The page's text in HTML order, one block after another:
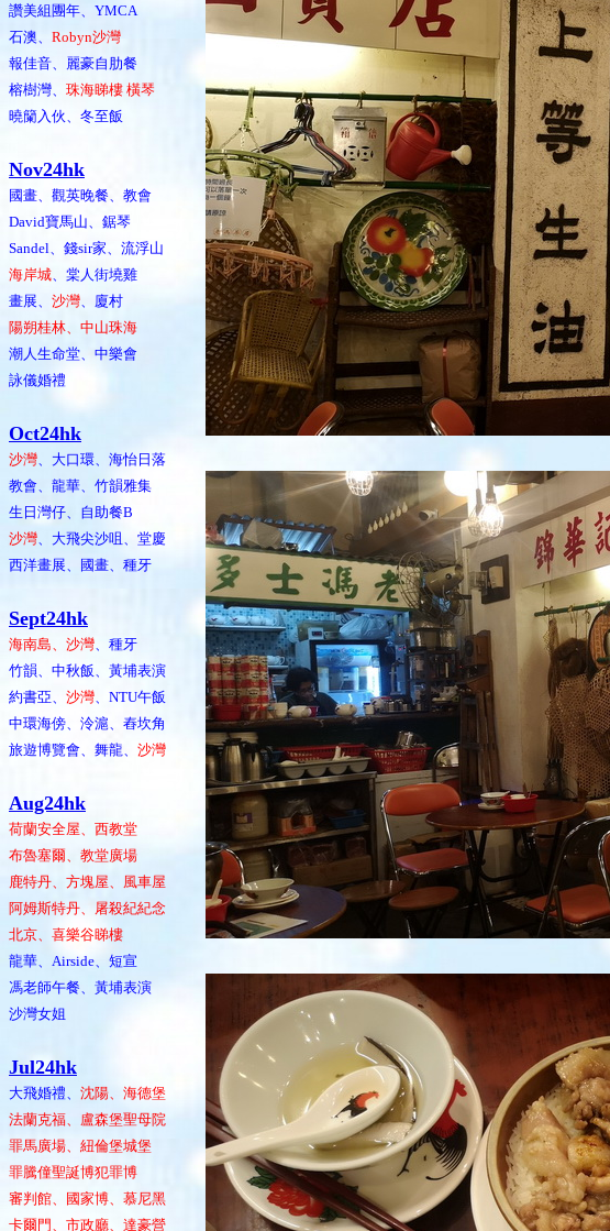
讚美組團年、YMCA
石澳、 Robyn沙灣
報佳音、麗豪自肋餐
榕樹灣、 珠海睇樓 橫琴
曉籣入伙、冬至飯
Nov24hk
國畫、觀英晚餐、教會
David寶馬山、鋸琴
Sandel、錢sir家、流浮山
海岸城、棠人街墝雞
畫展、 沙灣、廈村
陽朔桂林、中山珠海
潮人生命堂、中樂會
詠儀婚禮
Oct24hk
沙灣、大口環、海怡日落
教會、龍華、竹韻雅集
生日灣仔、自助餐B
沙灣、大飛尖沙咀、堂慶
西洋畫展、國畫、種牙
Sept24hk
海南島、沙灣、種牙
竹韻、中秋飯、黃埔表演
約書亞、 沙灣、NTU午飯
中環海傍、泠滬、舂坎角
旅遊博覽會、舞龍、 沙灣
Aug24hk
荷蘭安全屋、西教堂
布魯塞爾、教堂廣場
鹿特丹、方塊屋、風車屋
阿姆斯特丹、屠殺紀紀念
北京、喜樂谷睇樓
龍華、Airside、短宣
馮老師午餐、黃埔表演
沙灣女姐
Jul24hk
大飛婚禮、 沈陽、海德堡
法蘭克福、盧森堡聖母院
罪馬廣場、紐倫堡城堡
罪騰僮聖誕博犯罪博
審判館、國家博、慕尼黑
卡爾門、市政廳、達豪營